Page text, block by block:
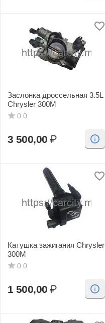
Заслонка дроссельная 3.5L
Chrysler 300M
0.0
3 500,00 ₽
Катушка зажигания Chrysler
300M
0.0
1 500,00 ₽